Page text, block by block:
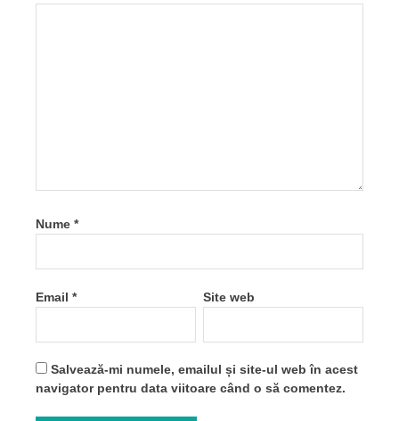
Nume *
Email * Site web
Salvează-mi numele, emailul și site-ul web în acest
navigator pentru data viitoare când o să comentez.